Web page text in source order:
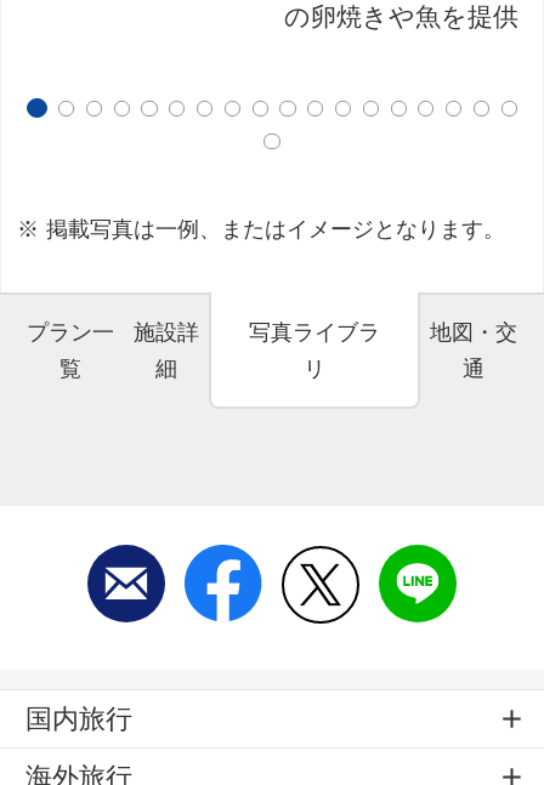
の卵焼きや魚を提供
掲載写真は一例、またはイメージとなります。
プラン一
覧
施設詳
細
写真ライブラ
リ
地図・交
通
国内旅行
海外旅行